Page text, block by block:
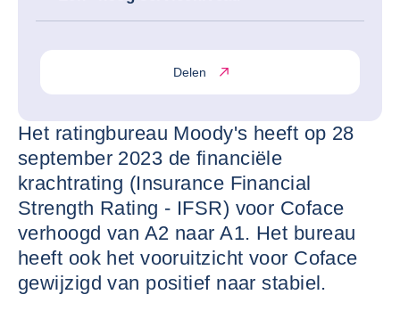
Delen
Het ratingbureau Moody's heeft op 28
september 2023 de financiële
krachtrating (Insurance Financial
Strength Rating - IFSR) voor Coface
verhoogd van A2 naar A1. Het bureau
heeft ook het vooruitzicht voor Coface
gewijzigd van positief naar stabiel.